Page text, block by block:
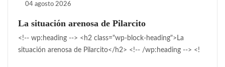
04 agosto 2026
La situación arenosa de Pilarcito
<!-- wp:heading --> <h2 class="wp-block-heading">La
situación arenosa de Pilarcito</h2> <!-- /wp:heading --> <!